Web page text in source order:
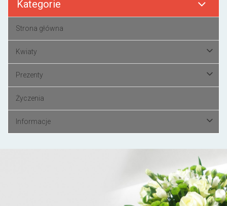
Kategorie
Strona główna
Kwiaty
Prezenty
Życzenia
Informacje